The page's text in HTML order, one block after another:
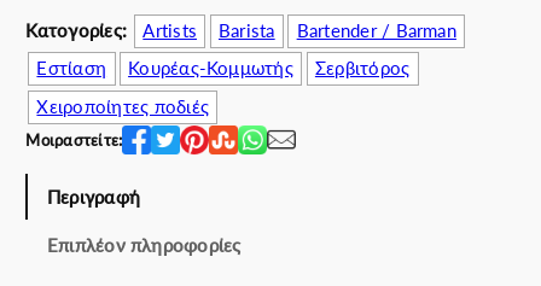
0
0
€
.
6
3
.
0
0
€
e
p
b
l
u
e
Κατογορίες: Artists Barista
Bartender / Barman
Εστίαση
Κουρέας-Κομμωτής
Σερβιτόρος
Χειροποίητες ποδιές
Μοιραστείτε:
Περιγραφή
Επιπλέον πληροφορίες